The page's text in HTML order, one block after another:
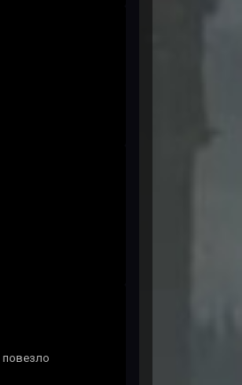
повезло